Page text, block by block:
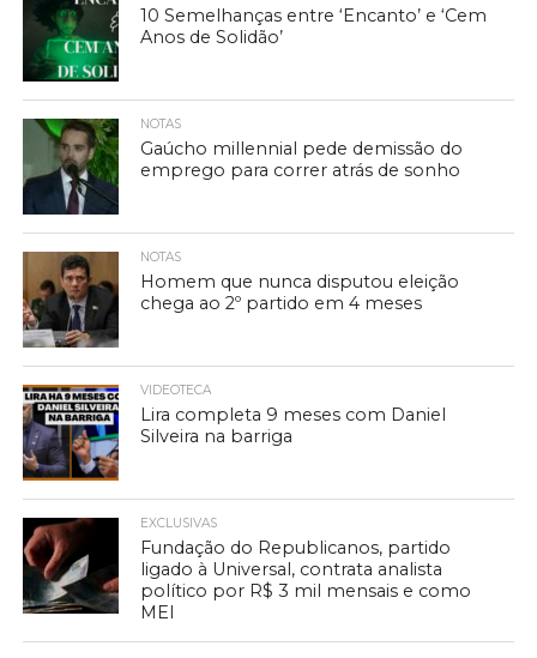
10 Semelhanças entre ‘Encanto’ e ‘Cem
Anos de Solidão’
NOTAS
Gaúcho millennial pede demissão do
emprego para correr atrás de sonho
NOTAS
Homem que nunca disputou eleição
chega ao 2º partido em 4 meses
VIDEOTECA
Lira completa 9 meses com Daniel
Silveira na barriga
EXCLUSIVAS
Fundação do Republicanos, partido
ligado à Universal, contrata analista
político por R$ 3 mil mensais e como
MEI